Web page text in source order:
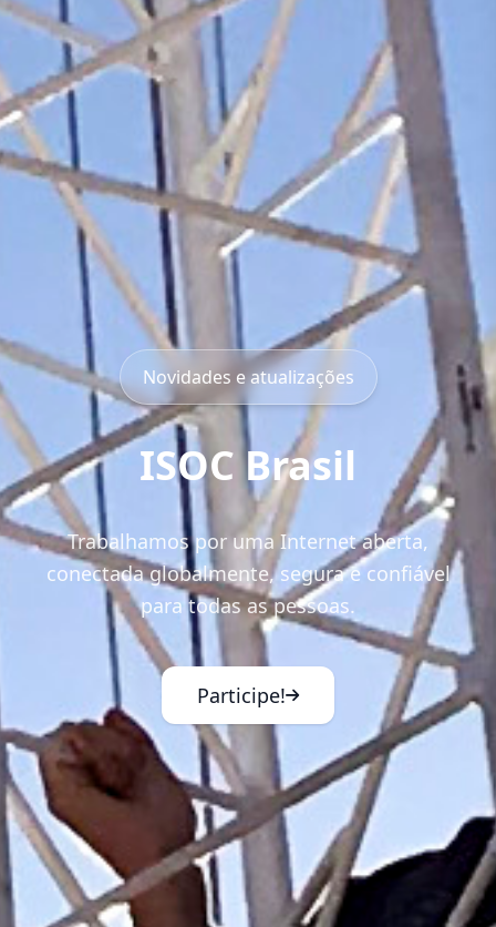
Novidades e atualizações
ISOC Brasil
Trabalhamos por uma Internet aberta,
conectada globalmente, segura e confiável
para todas as pessoas.
Participe!